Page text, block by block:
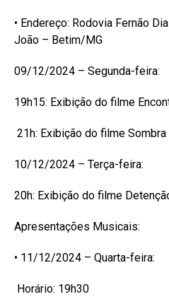
• Endereço: Rodovia Fernão
João – Betim/MG
09/12/2024 – Segunda-feira:
19h15: Exibição do filme
21h: Exibição do filme
10/12/2024 – Terça-feira:
20h: Exibição do filme
Apresentações Musicais:
• 11/12/2024 – Quarta-feira:
Horário: 19h30